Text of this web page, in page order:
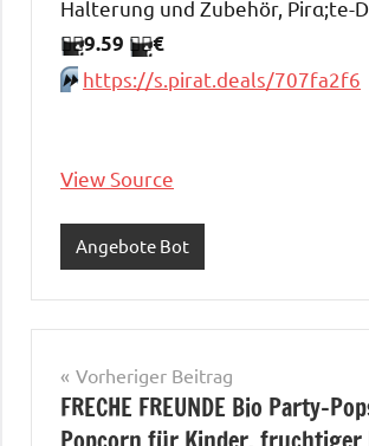
Halterung und Zubehör, Pirα;tе-
🏴‍☠️9.59 🏴‍☠️€
⏩️ https://s.pirat.deals/707fa2f6
View Source
Angebote Bot
Beitragsnavigation
Vorheriger Beitrag
FRECHE FREUNDE Bio Party-